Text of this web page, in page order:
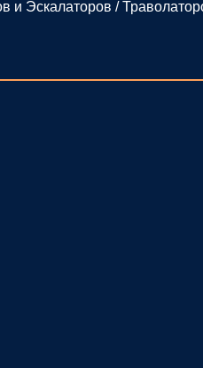
и Эскалаторов /